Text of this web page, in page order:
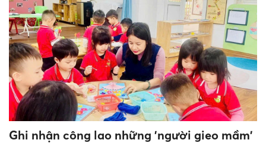
Ghi nhận công lao những 'người gieo mầm'